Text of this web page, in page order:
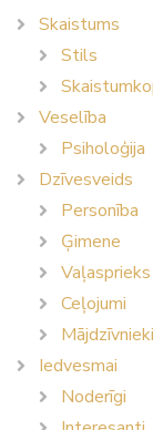
Skaistums
Stils
Veselība
Psiholoģija
Dzīvesveids
Personība
Ģimene
Vaļasprieks
Ceļojumi
Mājdzīvnieki
Iedvesmai
Noderīgi